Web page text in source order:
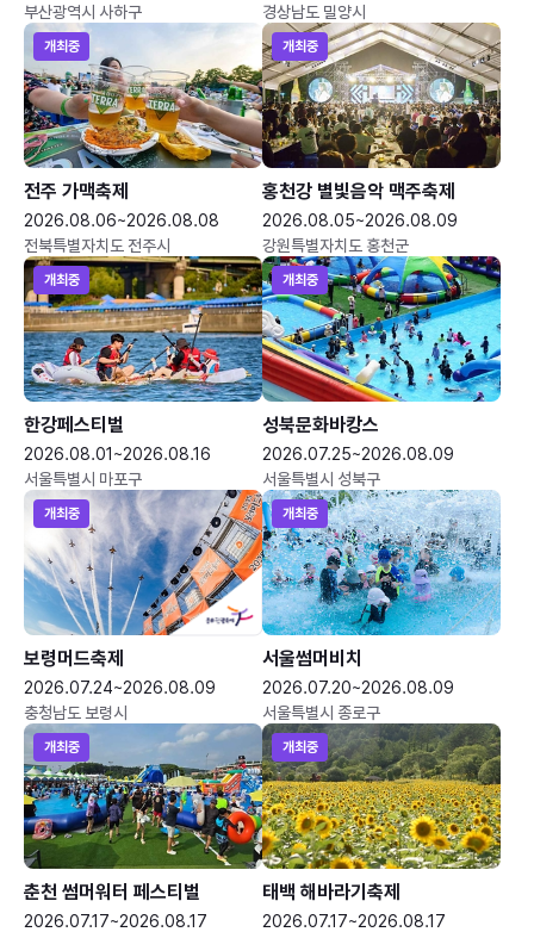
부산광역시 사하구
경상남도 밀양시
개최중
전주 가맥축제
2026.08.06~2026.08.08
전북특별자치도 전주시
개최중
홍천강 별빛음악 맥주축제
2026.08.05~2026.08.09
강원특별자치도 홍천군
개최중
한강페스티벌
2026.08.01~2026.08.16
서울특별시 마포구
개최중
성북문화바캉스
2026.07.25~2026.08.09
서울특별시 성북구
개최중
보령머드축제
2026.07.24~2026.08.09
충청남도 보령시
개최중
서울썸머비치
2026.07.20~2026.08.09
서울특별시 종로구
개최중
춘천 썸머워터 페스티벌
2026.07.17~2026.08.17
개최중
태백 해바라기축제
2026.07.17~2026.08.17